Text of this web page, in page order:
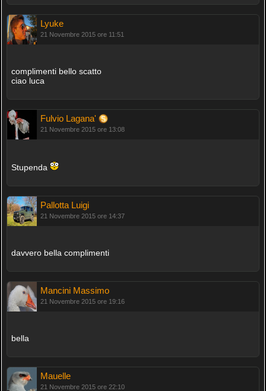
Lyuke
21 Novembre 2015 ore 11:51
complimenti bello scatto
ciao luca
Fulvio Lagana'
21 Novembre 2015 ore 13:08
Stupenda
Pallotta Luigi
21 Novembre 2015 ore 14:37
davvero bella complimenti
Mancini Massimo
21 Novembre 2015 ore 19:16
bella
Mauelle
21 Novembre 2015 ore 22:10